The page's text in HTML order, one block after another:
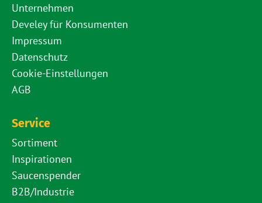
Unternehmen
Develey für Konsumenten
Impressum
Datenschutz
Cookie-Einstellungen
AGB
Service
Sortiment
Inspirationen
Saucenspender
B2B/Industrie